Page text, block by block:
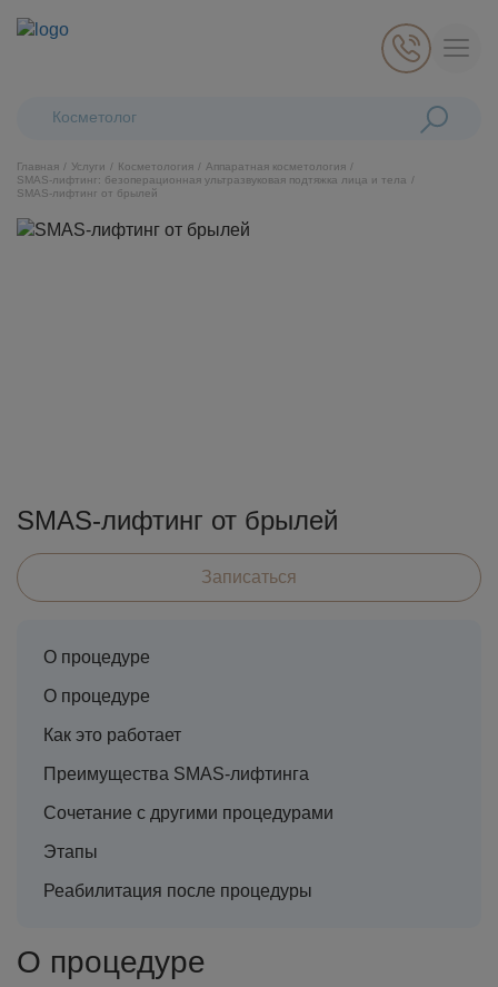
Поиск:Косметологические
Главная Услуги Косметология
Аппаратная косметология
SMAS-лифтинг: безоперационная ультразвуковая подтяжка лица и тела
SMAS-лифтинг от брылей
SMAS-лифтинг от брылей
Записаться
О процедуре
О процедуре
Как это работает
Преимущества SMAS-лифтинга
Сочетание с другими процедурами
Этапы
Реабилитация после процедуры
О процедуре